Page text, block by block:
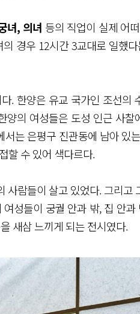
녀, 의녀 등의 직업이 실제 어
경우 12시간 3교대로 일했
. 한양은 유교 국가인 조선의
양의 여성들은 도성 인근 사
서는 은평구 진관동에 남아 있
할 수 있어 색다르다.
사람들이 살고 있었다. 그리
성들이 궁궐 안과 밖, 집 안
새삼 느끼게 되는 전시였다.